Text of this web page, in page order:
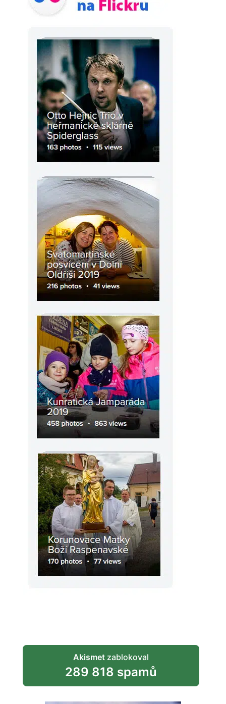
Akismetzablokoval
289 818 spamů